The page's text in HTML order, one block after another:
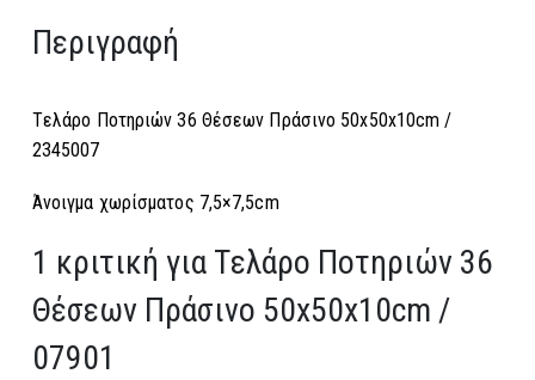
Περιγραφή
Tελάρο Ποτηριών 36 Θέσεων Πράσινο 50x50x10cm /
2345007
Άνοιγμα χωρίσματος 7,5×7,5cm
1 κριτική για Tελάρο Ποτηριών 36
Θέσεων Πράσινο 50x50x10cm /
07901